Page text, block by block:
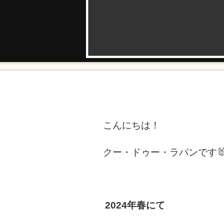
こんにちは！
クー・ドゥー・ラパンです
2024年春にて